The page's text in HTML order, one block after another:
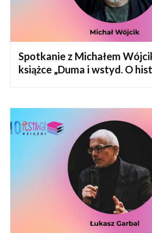
Spotkanie z Michałem
książce „Duma i wstyd. O